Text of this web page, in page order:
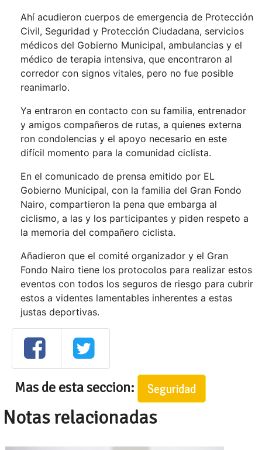
Ahí acudieron cuerpos de emergencia de Protección
Civil, Seguridad y Protección Ciudadana, servicios
médicos del Gobierno Municipal, ambulancias y el
médico de terapia intensiva, que encontraron al
corredor con signos vitales, pero no fue posible
reanimarlo.
Ya entraron en contacto con su familia, entrenador
y amigos compañeros de rutas, a quienes externa
ron condolencias y el apoyo necesario en este
difícil momento para la comunidad ciclista.
En el comunicado de prensa emitido por EL
Gobierno Municipal, con la familia del Gran Fondo
Nairo, compartieron la pena que embarga al
ciclismo, a las y los participantes y piden respeto a
la memoria del compañero ciclista.
Añadieron que el comité organizador y el Gran
Fondo Nairo tiene los protocolos para realizar estos
eventos con todos los seguros de riesgo para cubrir
estos a videntes lamentables inherentes a estas
justas deportivas.
Mas de esta seccion: Seguridad
Notas relacionadas